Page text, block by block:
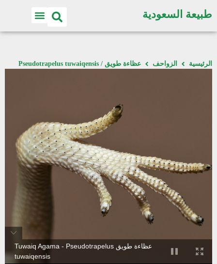
طبيعة السعودية
الرئيسية الزواحف عظاءة طويق / Pseudotrapelus tuwaiqensis
عظاءة طويق Tuwaiq Agama - Pseudotrapelus
tuwaiqensis